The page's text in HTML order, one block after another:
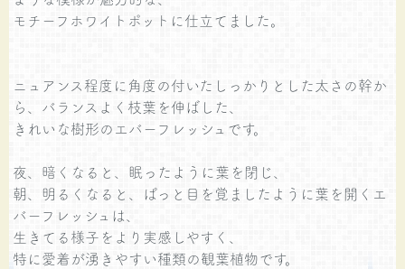
モチーフホワイトポットに仕立てました。
ニュアンス程度に角度の付いたしっかりとした太さの幹か
ら、バランスよく枝葉を伸ばした、
きれいな樹形のエバーフレッシュです。
夜、暗くなると、眠ったように葉を閉じ、
朝、明るくなると、ぱっと目を覚ましたように葉を開くエ
バーフレッシュは、
生きてる様子をより実感しやすく、
特に愛着が湧きやすい種類の観葉植物です。